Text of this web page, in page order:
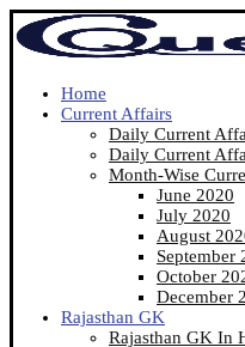
Home
Current Affairs
Daily Current
Daily Current
Month-Wise
June 2020
July 2020
August
September
October
December
Rajasthan GK
Rajasthan GK In